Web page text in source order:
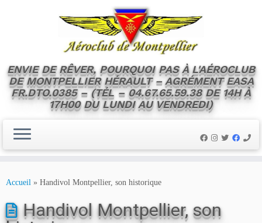
ENVIE DE RÊVER, POURQUOI PAS À L'AÉROCLUB
DE MONTPELLIER HÉRAULT – AGRÉMENT EASA
FR.DTO.0385 – (TÉL – 04.67.65.59.38 DE 14H À
17H00 DU LUNDI AU VENDREDI)
Accueil » Handivol Montpellier, son historique
Handivol Montpellier, son